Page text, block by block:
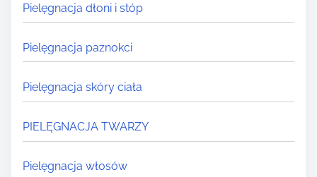
Pielęgnacja dłoni i stóp
Pielęgnacja paznokci
Pielęgnacja skóry ciała
PIELĘGNACJA TWARZY
Pielęgnacja włosów